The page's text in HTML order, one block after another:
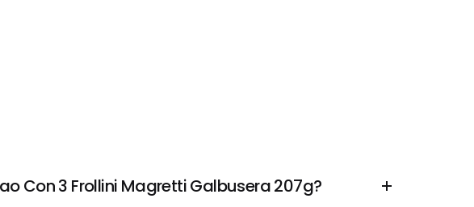
Con 3 Frollini Magretti Galbusera 207g?